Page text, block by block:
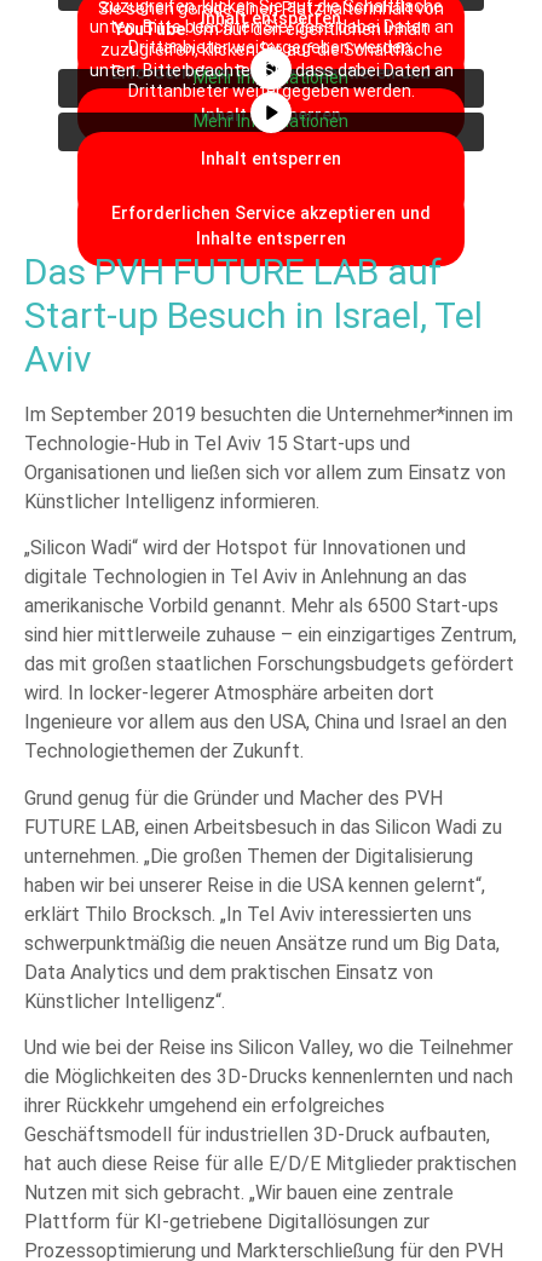
Erforderlichen Service akzeptieren und
Inhalte entsperren
Inhalt entsperren
Erforderlichen Service akzeptieren und
Inhalte entsperren
zuzugreifen, klicken Sie auf die Schaltfläche
unten. Bitte beachten Sie, dass dabei Daten an
Drittanbieter weitergegeben werden.
Mehr Informationen
Inhalt entsperren
Erforderlichen Service akzeptieren und
Sie sehen gerade einen Platzhalterinhalt von
YouTube. Um auf den eigentlichen Inhalt
zuzugreifen, klicken Sie auf die Schaltfläche
unten. Bitte beachten Sie, dass dabei Daten an
Drittanbieter weitergegeben werden.
Mehr Informationen
Inhalt entsperren
Erforderlichen Service akzeptieren und
Inhalte entsperren
Das PVH FUTURE LAB auf
Start-up Besuch in Israel, Tel
Aviv
Im September 2019 besuchten die Unternehmer*innen im
Technologie-Hub in Tel Aviv 15 Start-ups und
Organisationen und ließen sich vor allem zum Einsatz von
Künstlicher Intelligenz informieren.
„Silicon Wadi“ wird der Hotspot für Innovationen und
digitale Technologien in Tel Aviv in Anlehnung an das
amerikanische Vorbild genannt. Mehr als 6500 Start-ups
sind hier mittlerweile zuhause – ein einzigartiges Zentrum,
das mit großen staatlichen Forschungsbudgets gefördert
wird. In locker-legerer Atmosphäre arbeiten dort
Ingenieure vor allem aus den USA, China und Israel an den
Technologiethemen der Zukunft.
Grund genug für die Gründer und Macher des PVH
FUTURE LAB, einen Arbeitsbesuch in das Silicon Wadi zu
unternehmen. „Die großen Themen der Digitalisierung
haben wir bei unserer Reise in die USA kennen gelernt“,
erklärt Thilo Brocksch. „In Tel Aviv interessierten uns
schwerpunktmäßig die neuen Ansätze rund um Big Data,
Data Analytics und dem praktischen Einsatz von
Künstlicher Intelligenz“.
Und wie bei der Reise ins Silicon Valley, wo die Teilnehmer
die Möglichkeiten des 3D-Drucks kennenlernten und nach
ihrer Rückkehr umgehend ein erfolgreiches
Geschäftsmodell für industriellen 3D-Druck aufbauten,
hat auch diese Reise für alle E/D/E Mitglieder praktischen
Nutzen mit sich gebracht. „Wir bauen eine zentrale
Plattform für KI-getriebene Digitallösungen zur
Prozessoptimierung und Markterschließung für den PVH